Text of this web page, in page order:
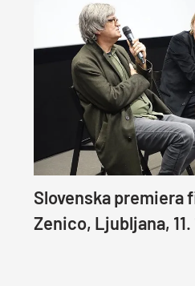
Slovenska premiera
Zenico, Ljubljana, 11.